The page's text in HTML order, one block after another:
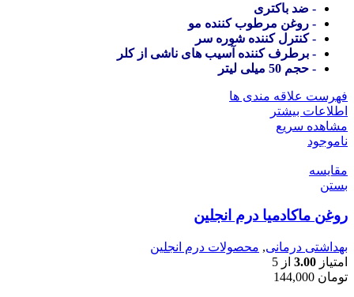
- ضد باکتری
- روغن مرطوب کننده مو
- کنترل کننده شوره سر
- برطرف کننده آسیب های ناشی از کلر
- حجم 50 میلی لیتر
فهرست علاقه مندی ها
اطلاعات بیشتر
مشاهده سریع
ناموجود
مقایسه
بستن
روغن ماکادمیا درم انجلین
بهداشتی درمانی, محصولات درم انجلین
امتیاز 3.00 از 5
تومان